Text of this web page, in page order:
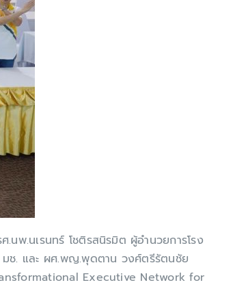
.นเรนทร์ โชติรสนิรมิต ผู้อำนวยการโรง
ช. และ ผศ.พญ.พุดตาน วงศ์ตรีรัตนชัย
Executive Network for